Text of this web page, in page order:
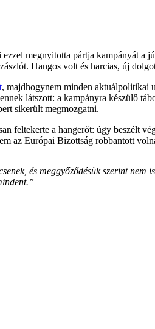
megnyitotta pártja kampányát a
Hangos volt és harcias, új
, majdhogynem minden aktuálpolitikai
látszott: a kampányra készülő
sikerült megmozgatni.
feltekerte a hangerőt: úgy beszélt
az Európai Bizottság robbantott
és meggyőződésük szerint nem